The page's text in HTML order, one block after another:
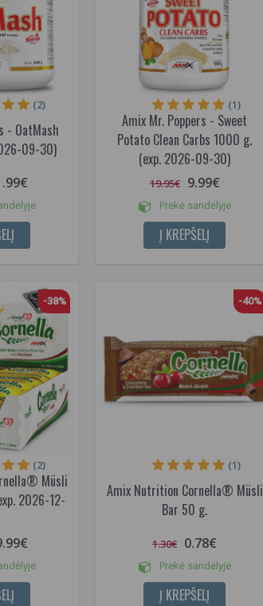
- OatMash
09-30)
(2)
Amix Mr. Poppers - Sweet
Potato Clean Carbs 1000 g.
(exp. 2026-09-30)
(1)
19.95€ 9.99€
Prekė sandėlyje
Į KREPŠELĮ
-38%
Müsli
2026-12-
(2)
-40%
Amix Nutrition Cornella® Müsli
Bar 50 g.
(1)
1.30€ 0.78€
Prekė sandėlyje
Į KREPŠELĮ